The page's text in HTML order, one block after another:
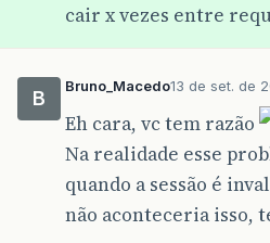
cair x vezes entre
B
Bruno_Macedo13 de set. de
Eh cara, vc tem razão
Na realidade esse
quando a sessão é
não aconteceria isso,